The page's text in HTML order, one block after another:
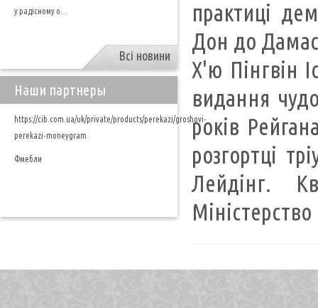
практиці
Дон до
Х'ю Пінгвін
видання
років
розгортці
Лейдінг.
у радісному о...
Всі новини
Наши партнеры
https://cib.com.ua/uk/private/products/perekazi/groshovi-
perekazi-moneygram
Фмебли